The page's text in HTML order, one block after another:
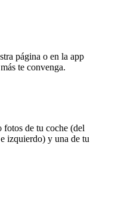
página o en la app
te convenga.
fotos de tu coche (del
izquierdo) y una de tu